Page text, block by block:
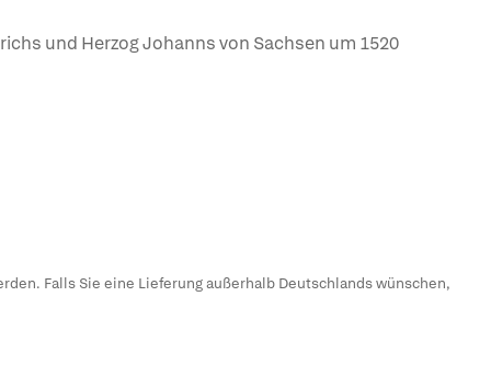
und Herzog Johanns von Sachsen um 1520
Falls Sie eine Lieferung außerhalb Deutschlands wünschen,